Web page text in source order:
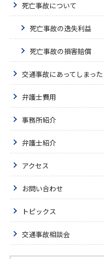
死亡事故について
死亡事故の逸失利益
死亡事故の損害賠償
交通事故にあってしまった
弁護士費用
事務所紹介
弁護士紹介
アクセス
お問い合わせ
トピックス
交通事故相談会